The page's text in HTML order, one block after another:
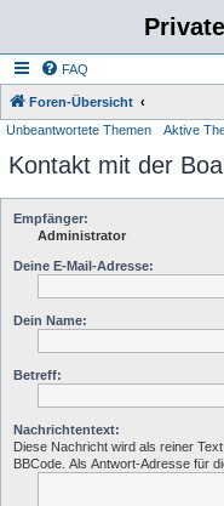
FAQ
Foren-Übersicht
Unbeantwortete Themen Aktive
Kontakt mit der
Empfänger:
Administrator
Deine E-Mail-Adresse:
Dein Name:
Betreff:
Nachrichtentext:
Diese Nachricht wird als reiner
BBCode. Als Antwort-Adresse für